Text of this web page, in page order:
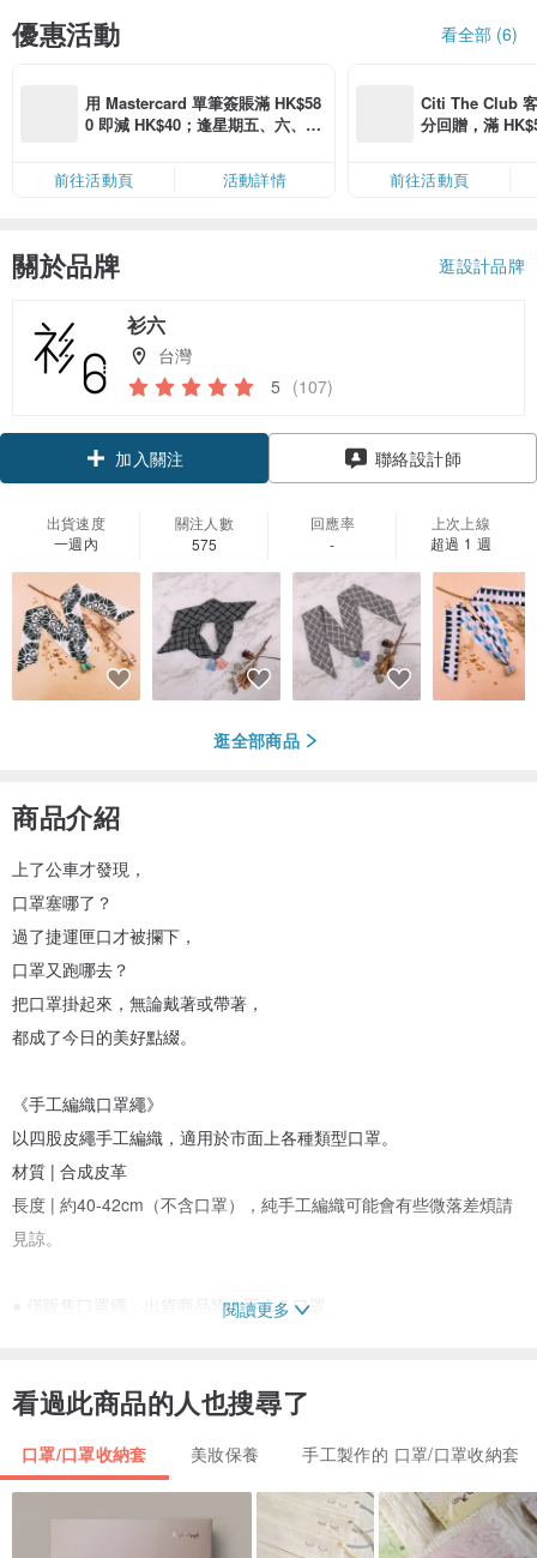
優惠活動 看全部 (6)
用 Mastercard 單筆簽賬滿 HK$58
0 即減 HK$40；逢星期五、六、日
限，額滿即止，僅限「常用信用
卡」結帳）
前往活動頁 活動詳情
Citi The Club
分回贈，滿
前往活動頁
關於品牌 逛設計品牌
衫六
台灣
5 (107)
加入關注 聯絡設計師
出貨速度
一週內
關注人數
575
回應率
-
上次上線
超過 1 週
逛全部商品
商品介紹
上了公車才發現，
口罩塞哪了？
過了捷運匣口才被攔下，
口罩又跑哪去？
把口罩掛起來，無論戴著或帶著，
都成了今日的美好點綴。
《手工編織口罩繩》
以四股皮繩手工編織，適用於市面上各種類型口罩。
材質 | 合成皮革
長度 | 約40-42cm（不含口罩），純手工編織可能會有些微落差煩請
見諒。
● 僅販售口罩繩，出貨商品皆 " 不含 " 口罩。
● 麂皮材質屬皮革一種，不適合水洗，如有髒汙請以乾淨橡皮擦輕輕
Copyright 2017 © 衫六 Threesixes Label. All Rights Reserved
閱讀更多
看過此商品的人也搜尋了
口罩/口罩收納套 美妝保養 手工製作的 口罩/口罩收納套